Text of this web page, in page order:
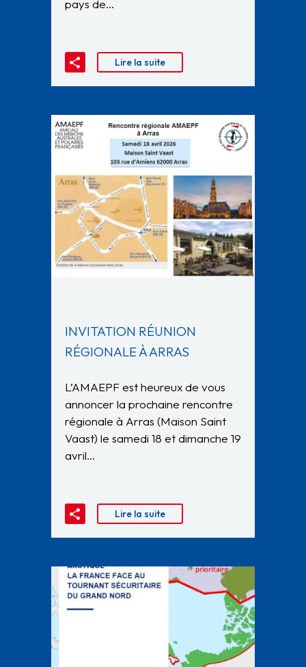
pays de…
Lire la suite
INVITATION RÉUNION
RÉGIONALE À ARRAS
L’AMAEPF est heureux de vous
annoncer la prochaine rencontre
régionale à Arras (Maison Saint
Vaast) le samedi 18 et dimanche 19
avril…
Lire la suite